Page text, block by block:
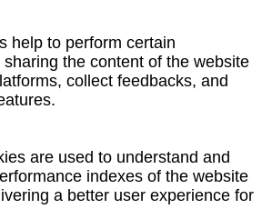
help to perform certain
the content of the website
collect feedbacks, and
are used to understand and
indexes of the website
a better user experience for